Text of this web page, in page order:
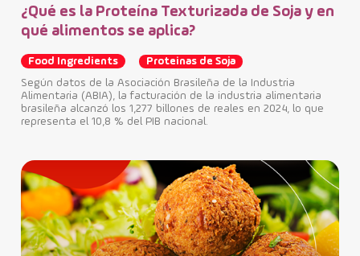
¿Qué es la Proteína Texturizada de Soja y en
qué alimentos se aplica?
Food Ingredients
Proteinas de Soja
Según datos de la Asociación Brasileña de la Industria
Alimentaria (ABIA), la facturación de la industria alimentaria
brasileña alcanzó los 1,277 billones de reales en 2024, lo que
representa el 10,8 % del PIB nacional.